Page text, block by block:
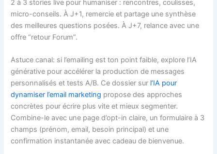
2 à 3 stories live pour humaniser : rencontres, coulisses,
micro-conseils. À J+1, remercie et partage une synthèse
des meilleures questions posées. À J+7, relance avec une
offre “retour Forum”.
Astuce canal: si l’emailing est ton point faible, explore l’IA
générative pour accélérer la production de messages
personnalisés et tests A/B. Ce dossier sur l’IA pour
dynamiser l’email marketing propose des approches
concrètes pour écrire plus vite et mieux segmenter.
Combine-le avec une page d’opt-in claire, un formulaire à 3
champs (prénom, email, besoin principal) et une
confirmation instantanée avec cadeau de bienvenue.